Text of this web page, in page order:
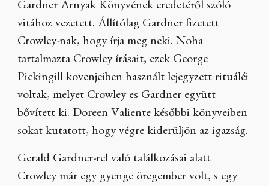
Gardner Árnyak Könyvének eredetéről szóló
vitához vezetett. Állítólag Gardner fizetett
Crowley-nak, hogy írja meg neki. Noha
tartalmazta Crowley írásait, ezek George
Pickingill kovenjeiben használt lejegyzett rituáléi
voltak, melyet Crowley es Gardner együtt
bővített ki. Doreen Valiente későbbi könyveiben
sokat kutatott, hogy végre kiderüljön az igazság.
Gerald Gardner-rel való találkozásai alatt
Crowley már egy gyenge öregember volt, s egy